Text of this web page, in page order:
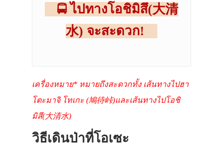
🚍ไปทางโอชิมิสึ(大清
水) จะสะดวก!
เครื่องหมาย* หมายถึงสะดวกทั้ง เส้นทางไปฮา
โตะมาจิ โทเกะ (鳩待峠)และเส้นทางไปโอชิ
มิสึ(大清水)
วิธีเดินป่าที่โอเซะ